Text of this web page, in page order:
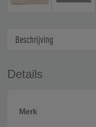
Beschrijving
Details
Merk